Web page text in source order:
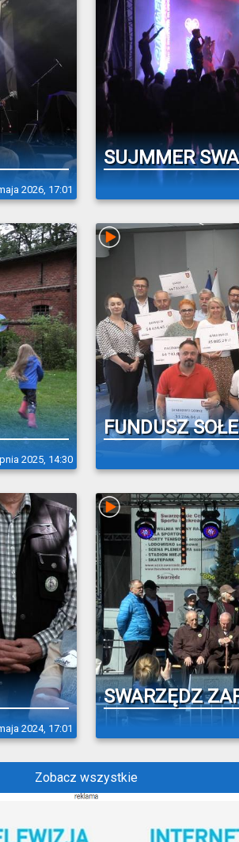
2026, 17:01
SUJMMER
2025, 14:30
FUNDUSZ
2024, 17:01
SWARZĘDZ
Zobacz wszystkie